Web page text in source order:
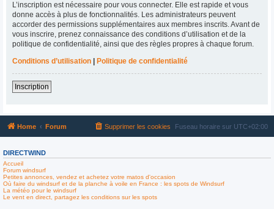
L’inscription est nécessaire pour vous connecter. Elle est rapide et vous
donne accès à plus de fonctionnalités. Les administrateurs peuvent
accorder des permissions supplémentaires aux membres inscrits. Avant de
vous inscrire, prenez connaissance des conditions d’utilisation et de la
politique de confidentialité, ainsi que des règles propres à chaque forum.
Conditions d’utilisation
Politique de confidentialité
Inscription
Home Forum Fuseau horaire sur UTC+02:00
Supprimer les cookies
DIRECTWIND
Accueil
Forum windsurf
Petites annonces, vendez et achetez votre matos d'occasion
Où faire du windsurf et de la planche à voile en France : les spots de Windsurf
La météo pour le windsurf
Le vent en direct, partagez les conditions sur les spots